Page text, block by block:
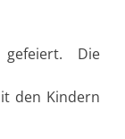
Die
den Kindern